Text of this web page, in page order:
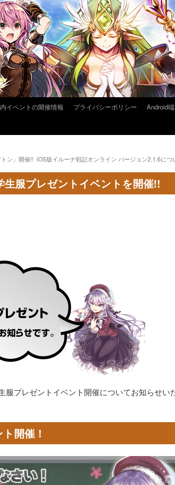
イベントの開催情報 プライバシーポリシー
Android
ン」開催!! iOS版イルーナ戦記オンライン バージョン2.1.6につ
生服プレゼントイベントを開催!!
服プレゼントイベント開催についてお知らせい
開催！